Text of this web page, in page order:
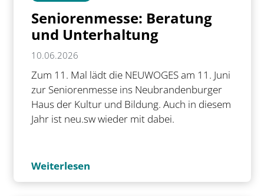
Seniorenmesse: Beratung
und Unterhaltung
10.06.2026
Zum 11. Mal lädt die NEUWOGES am 11. Juni
zur Seniorenmesse ins Neubrandenburger
Haus der Kultur und Bildung. Auch in diesem
Jahr ist neu.sw wieder mit dabei.
Weiterlesen